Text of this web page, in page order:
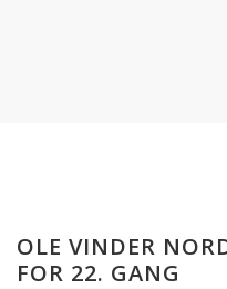
OLE VINDER
FOR 22. GANG